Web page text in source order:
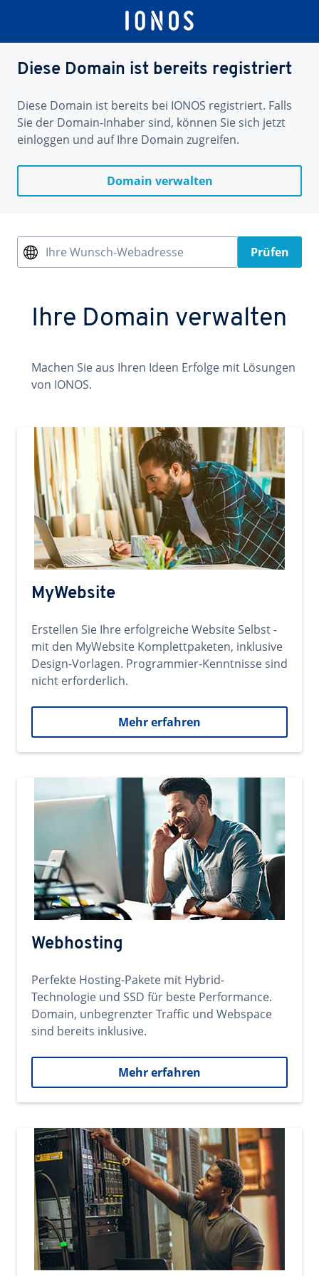
Diese Domain ist bereits registriert
Diese Domain ist bereits bei IONOS registriert. Falls
Sie der Domain-Inhaber sind, können Sie sich jetzt
einloggen und auf Ihre Domain zugreifen.
Domain verwalten
Ihre Wunsch-Webadresse Prüfen
Ihre Domain verwalten
Machen Sie aus Ihren Ideen Erfolge mit Lösungen
von IONOS.
MyWebsite
Erstellen Sie Ihre erfolgreiche Website Selbst -
mit den MyWebsite Komplettpaketen, inklusive
Design-Vorlagen. Programmier-Kenntnisse sind
nicht erforderlich.
Mehr erfahren
Webhosting
Perfekte Hosting-Pakete mit Hybrid-
Technologie und SSD für beste Performance.
Domain, unbegrenzter Traffic und Webspace
sind bereits inklusive.
Mehr erfahren